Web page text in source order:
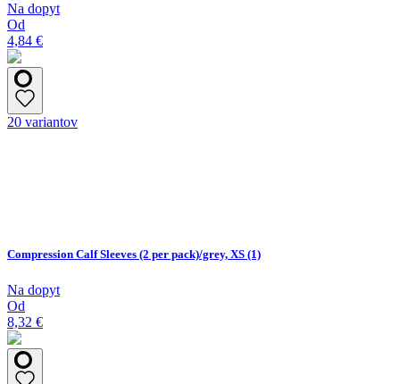
Na dopyt
Od
4,84 €
20 variantov
Compression Calf Sleeves (2 per pack)/grey, XS (1)
Na dopyt
Od
8,32 €